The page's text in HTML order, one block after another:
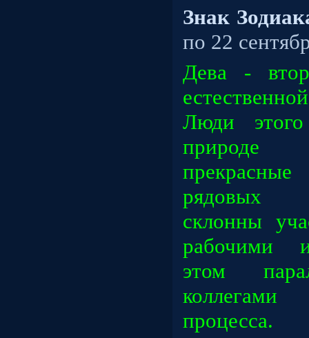
Знак
по 22
Дева -
Люди
природе
прекрасные
рядовых
склонны
рабочими
этом
коллегами
процесса.